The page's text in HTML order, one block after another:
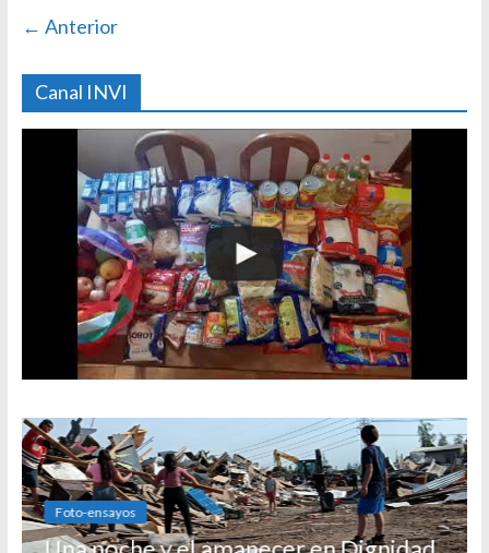
← Anterior
Canal INVI
Foto-ensayos